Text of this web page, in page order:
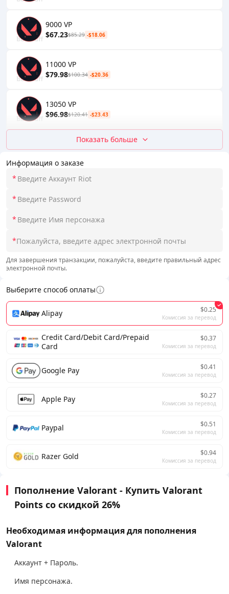
Информация о заказе
*
*
*
*
Для завершения транзакции, пожалуйста, введите правильный адрес
электронной почты.
Выберите способ оплаты
Alipay $0.25
Комиссия за перевод
Credit Card/Debit Card/Prepaid
Card
$0.37
Комиссия за перевод
Google Pay $0.41
Комиссия за перевод
Apple Pay $0.27
Комиссия за перевод
Paypal $0.51
Комиссия за перевод
Razer Gold $0.94
Комиссия за перевод
9000 VP
$67.23$85.29 -$18.06
11000 VP
$79.98$100.34 -$20.36
13050 VP
$96.98$120.41 -$23.43
Показать больше
Пополнение Valorant - Купить Valorant
Points со скидкой 26%
Необходимая информация для пополнения
Valorant
Аккаунт + Пароль.
Имя персонажа.